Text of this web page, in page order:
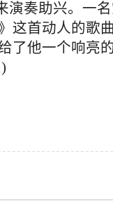
演奏助兴。一
这首动人的歌
了他一个响亮